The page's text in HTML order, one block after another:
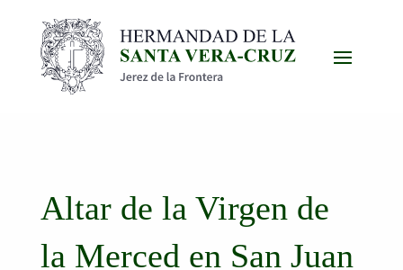
Altar de la Virgen de
la Merced en San Juan